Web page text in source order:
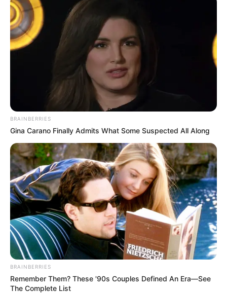
ΣΠΑΜΕ ΤΟ ΜΑΤΡΙΞ – ΤΟ ΒΙΒΛΙΟ
BRAINBERRIES
Gina Carano Finally Admits What Some Suspected All Along
BRAINBERRIES
Remember Them? These '90s Couples Defined An Era—See
The Complete List